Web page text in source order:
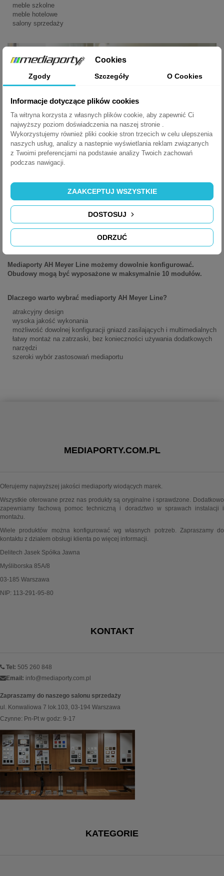
meble szkolne
meble hotelowe
salony sprzedaży
Mediaporty AH Meyer Line możemy dowolnie konfigurować.
Obudowy mogą być wyposażone w maksymalnie 10 modułów.
Dlaczego warto wybrać mediaporty AH Meyer Line?
atrakcyjny design
wysoka jakość wykonania
możliwość dowolnej konfiguracji gniazd zasilających i multimedialnych
łatwy montaż na zatrzaski, bez konieczności używania dodatkowych
narzędzi
szeroki wybór zastosowań mediaportu
MEDIAPORTY.COM.PL
Oferujemy najwyższej jakości mediaporty wiodących marek.
Wszystkie oferowane przez nas produkty są oryginalne i sprawdzone. Dodatkowo
zapewniamy fachową pomoc techniczną i doradztwo w sprawach instalacji i
montażu.
Wiele produktów można konfigurować wg własnych potrzeb. Zapraszamy do
kontaktu z działem obsługi klienta po więcej informacji.
Delitech Jasek Spółka Jawna
Myśliborska 85A/8
03-185 Warszawa
NIP: 113-291-95-80
KONTAKT
Tel: 505 260 848
Email: info@mediaporty.com.pl
Zapraszamy do naszego salonu sprzedaży
ul. Konwaliowa 7 lok.103, 03-194 Warszawa
Czynne: Pn-Pt w godz: 9-17
KATEGORIE
Cookies
Zgody Szczegóły O Cookies
Informacje dotyczące plików cookies
Ta witryna korzysta z własnych plików cookie, aby zapewnić Ci
najwyższy poziom doświadczenia na naszej stronie .
Wykorzystujemy również pliki cookie stron trzecich w celu ulepszenia
naszych usług, analizy a nastepnie wyświetlania reklam związanych
z Twoimi preferencjami na podstawie analizy Twoich zachowań
podczas nawigacji.
ODRZUĆ
DOSTOSUJ
ZAAKCEPTUJ WSZYSTKIE